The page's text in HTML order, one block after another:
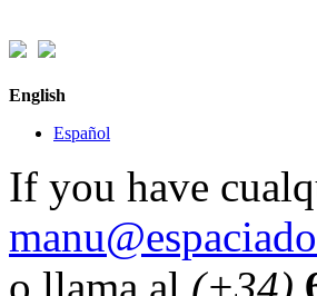
English
Español
If you have